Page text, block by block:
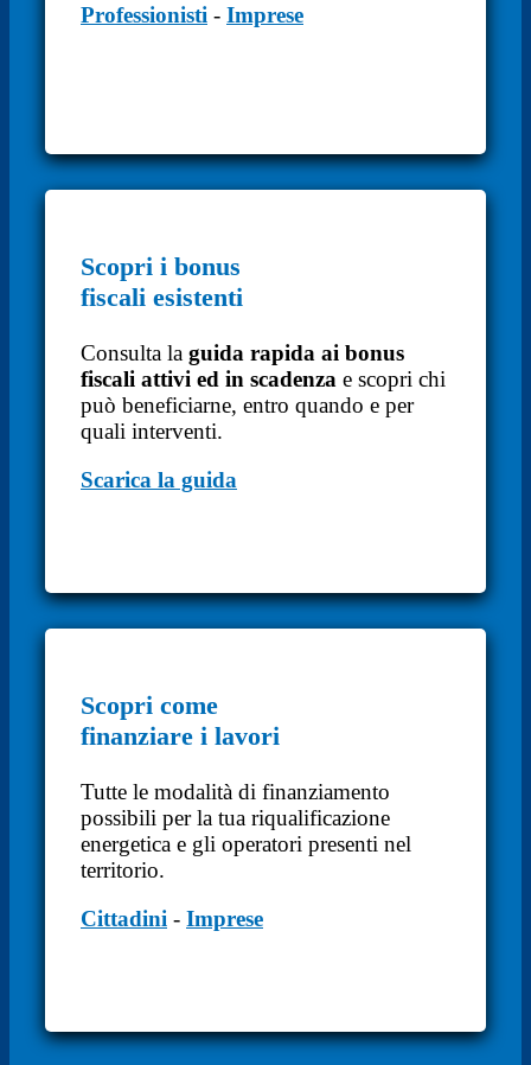
Professionisti - Imprese
Scopri i bonus
fiscali esistenti
Consulta la guida rapida ai bonus
fiscali attivi ed in scadenza e scopri chi
può beneficiarne, entro quando e per
quali interventi.
Scarica la guida
Scopri come
finanziare i lavori
Tutte le modalità di finanziamento
possibili per la tua riqualificazione
energetica e gli operatori presenti nel
territorio.
Cittadini - Imprese